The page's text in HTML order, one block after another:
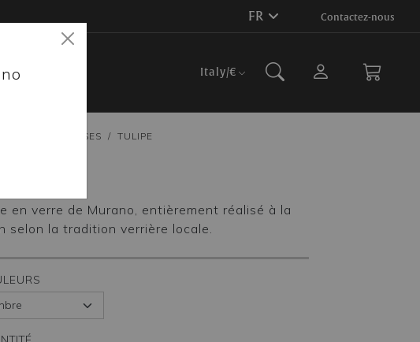
FR Contactez-nous
Italy/€
VASES TULIPE
en verre de Murano, entièrement réalisé à la
selon la tradition verrière locale.